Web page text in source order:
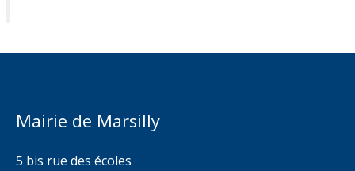
Mairie de Marsilly
5 bis rue des écoles